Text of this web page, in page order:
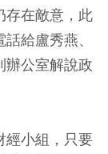
存在敵意，此
給盧秀燕、
辦公室解說政
經小組，只要